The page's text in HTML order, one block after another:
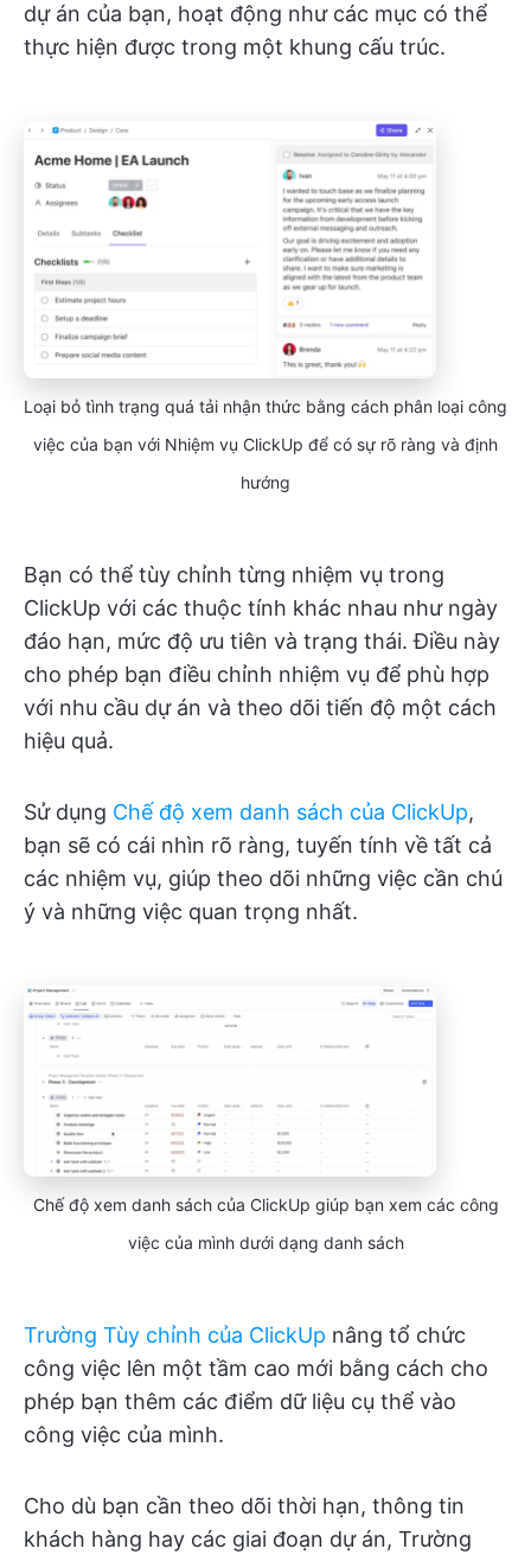
dự án của bạn, hoạt động như các mục có thể
thực hiện được trong một khung cấu trúc.
Loại bỏ tình trạng quá tải nhận thức bằng cách phân loại công
việc của bạn với Nhiệm vụ ClickUp để có sự rõ ràng và định
hướng
Bạn có thể tùy chỉnh từng nhiệm vụ trong
ClickUp với các thuộc tính khác nhau như ngày
đáo hạn, mức độ ưu tiên và trạng thái. Điều này
cho phép bạn điều chỉnh nhiệm vụ để phù hợp
với nhu cầu dự án và theo dõi tiến độ một cách
hiệu quả.
Sử dụng Chế độ xem danh sách của ClickUp,
bạn sẽ có cái nhìn rõ ràng, tuyến tính về tất cả
các nhiệm vụ, giúp theo dõi những việc cần chú
ý và những việc quan trọng nhất.
Chế độ xem danh sách của ClickUp giúp bạn xem các công
việc của mình dưới dạng danh sách
Trường Tùy chỉnh của ClickUp nâng tổ chức
công việc lên một tầm cao mới bằng cách cho
phép bạn thêm các điểm dữ liệu cụ thể vào
công việc của mình.
Cho dù bạn cần theo dõi thời hạn, thông tin
khách hàng hay các giai đoạn dự án, Trường